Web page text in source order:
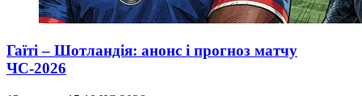
Гаїті – Шотландія: анонс і прогноз матчу
ЧС-2026